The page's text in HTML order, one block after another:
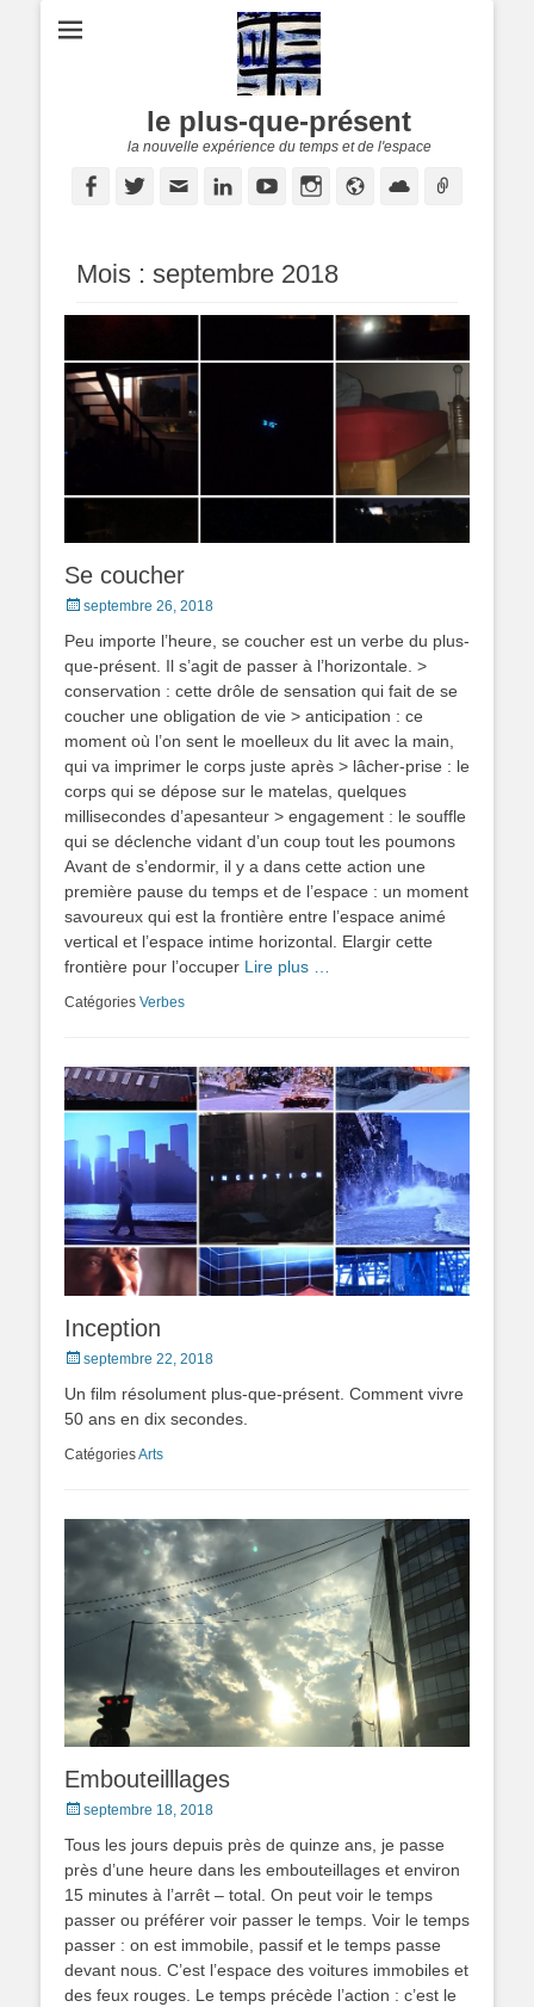
le plus-que-présent
la nouvelle expérience du temps et de l'espace
FacebookTwitter LinkedinYouTubeInstagram
Site
Cloud
Mois : septembre 2018
Se coucher
Posted
septembre 26, 2018
Peu importe l’heure, se coucher est un verbe du plus-
que-présent. Il s’agit de passer à l’horizontale. >
conservation : cette drôle de sensation qui fait de se
coucher une obligation de vie > anticipation : ce
moment où l’on sent le moelleux du lit avec la main,
qui va imprimer le corps juste après > lâcher-prise : le
corps qui se dépose sur le matelas, quelques
millisecondes d’apesanteur > engagement : le souffle
qui se déclenche vidant d’un coup tout les poumons
Avant de s’endormir, il y a dans cette action une
première pause du temps et de l’espace : un moment
savoureux qui est la frontière entre l’espace animé
vertical et l’espace intime horizontal. Elargir cette
frontière pour l’occuper Lire plus …
Catégories Verbes
Inception
Posted
septembre 22, 2018
Un film résolument plus-que-présent. Comment vivre
50 ans en dix secondes.
CatégoriesArts
Embouteilllages
Posted
septembre 18, 2018
Tous les jours depuis près de quinze ans, je passe
près d’une heure dans les embouteillages et environ
15 minutes à l’arrêt – total. On peut voir le temps
passer ou préférer voir passer le temps. Voir le temps
passer : on est immobile, passif et le temps passe
devant nous. C’est l’espace des voitures immobiles et
des feux rouges. Le temps précède l’action : c’est le